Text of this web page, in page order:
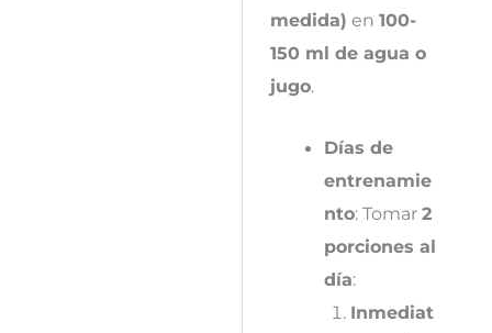
medida) en 100-
150 ml de agua o
jugo.
Días de
entrenamie
nto: Tomar 2
porciones al
día:
Inmediat